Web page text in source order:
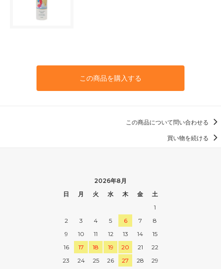
この商品を購入する
この商品について問い合わせる
買い物を続ける
2026年8月
日
月 火 水 木 金
土
1
2
3 4 5 6 7
8
9
10 11 12 13 14
15
16
17 18 19 20 21
22
23
24 25 26 27 28
29